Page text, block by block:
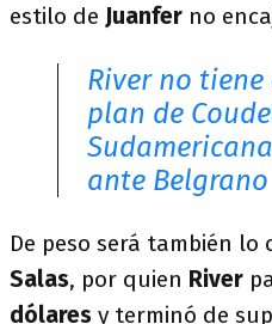
estilo de Juanfer no
River no tiene
plan de
ante Belgrano
De peso será también lo
Salas, por quien River
dólares y terminó de